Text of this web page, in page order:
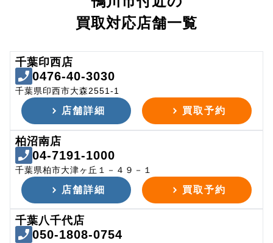
買取対応店舗一覧
千葉印西店
0476-40-3030
千葉県印西市大森2551-1
店舗詳細 買取予約
柏沼南店
04-7191-1000
千葉県柏市大津ヶ丘１－４９－１
店舗詳細 買取予約
千葉八千代店
050-1808-0754